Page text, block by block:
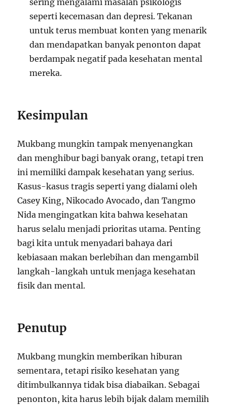
sering mengalami masalah psikologis
seperti kecemasan dan depresi. Tekanan
untuk terus membuat konten yang menarik
dan mendapatkan banyak penonton dapat
berdampak negatif pada kesehatan mental
mereka.
Kesimpulan
Mukbang mungkin tampak menyenangkan
dan menghibur bagi banyak orang, tetapi tren
ini memiliki dampak kesehatan yang serius.
Kasus-kasus tragis seperti yang dialami oleh
Casey King, Nikocado Avocado, dan Tangmo
Nida mengingatkan kita bahwa kesehatan
harus selalu menjadi prioritas utama. Penting
bagi kita untuk menyadari bahaya dari
kebiasaan makan berlebihan dan mengambil
langkah-langkah untuk menjaga kesehatan
fisik dan mental.
Penutup
Mukbang mungkin memberikan hiburan
sementara, tetapi risiko kesehatan yang
ditimbulkannya tidak bisa diabaikan. Sebagai
penonton, kita harus lebih bijak dalam memilih